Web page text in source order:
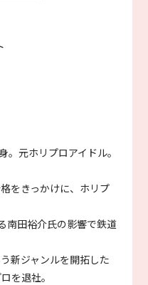
元ホリプロアイドル。
をきっかけに、ホリプ
南田裕介氏の影響で鉄道
新ジャンルを開拓した
を退社。